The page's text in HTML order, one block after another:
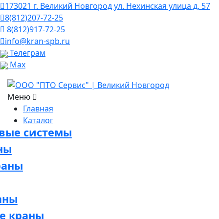
173021 г. Великий Новгород ул. Нехинская улица д. 57
8(812)207-72-25
8(812)917-72-25
info@kran-spb.ru
Телеграм
Max
Меню
Главная
Каталог
системы
краны